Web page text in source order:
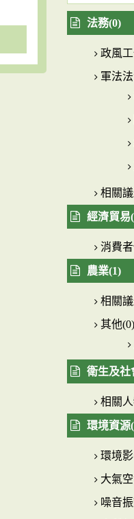
法務(0)
政風
軍法
相關
經濟貿易
消費
農業(1)
相關
其他(0)
衛生及社
相關
環境資源
環境
大氣
噪音